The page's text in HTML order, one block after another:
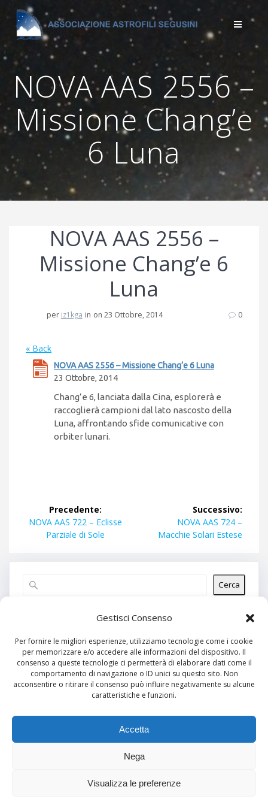
Gestisci Consenso
Per fornire le migliori esperienze, utilizziamo tecnologie come i cookie
per memorizzare e/o accedere alle informazioni del dispositivo. Il
consenso a queste tecnologie ci permetterà di elaborare dati come il
comportamento di navigazione o ID unici su questo sito. Non
acconsentire o ritirare il consenso può influire negativamente su alcune
caratteristiche e funzioni.
Accetta
Nega
Visualizza le preferenze
Salta
al
contenuto
NOVA AAS 2556 –
Missione Chang’e
6 Luna
NOVA AAS 2556 –
Missione Chang’e 6
Luna
per iz1kga in on 23 Ottobre, 2014 0
« Back
NOVA AAS 2556 – Missione Chang’e 6 Luna
23 Ottobre, 2014
Chang’e 6, lanciata dalla Cina, esplorerà e
raccoglierà campioni dal lato nascosto della
Luna, affrontando sfide comunicative con
orbiter lunari.
Navigazione
articoli
Precedente:
Articolo
precedente:
NOVA AAS 722 – Eclisse
Parziale di Sole
Successivo:
Articolo
successivo:
NOVA AAS 724 –
Macchie Solari Estese
Cerca
Articoli recenti
Commenti recenti
Nessun commento da mostrare.
Nessun archivio da mostrare.
Categorie
Nessuna categoria